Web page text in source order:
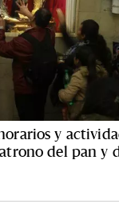
y
del pan y